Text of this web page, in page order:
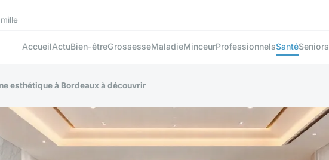
AccueilActuBien-êtreGrossesseMaladieMinceurProfessionnelsSantéSeniors
esthétique à Bordeaux à découvrir